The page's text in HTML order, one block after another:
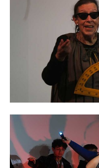
RECENSEAMENTO ELEITORAL
ATESTADOS
VENDA AMBULANTE
EMPREGO (GIP)
APOIO AOS DESEMPREGADOS
APOIO ÀS EMPRESAS
OFERTAS DE EMPREGO